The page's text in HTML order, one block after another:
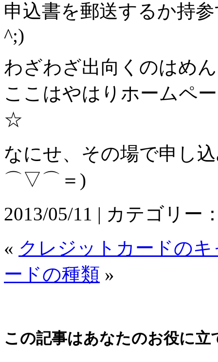
申込書を郵送するか持
^;)
わざわざ出向くのはめ
ここはやはりホームペ
☆
なにせ、その場で申し
⌒▽⌒＝)
2013/05/11 | カテゴリー
« クレジットカードの
ードの種類 »
この記事はあなたのお役に立